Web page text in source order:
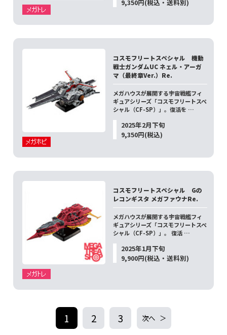
9,350円(税込・送料別)
コスモフリートスペシャル 機動
戦士ガンダムUC ネェル・アーガ
マ（最終章Ver.）Re.
メガハウスが展開する宇宙戦艦フィ
ギュアシリーズ「コスモフリートスペ
シャル（CF-SP）」。復活を …
2025年2月下旬
9,350円(税込)
コスモフリートスペシャル Gの
レコンギスタ メガファウナRe.
メガハウスが展開する宇宙戦艦フィ
ギュアシリーズ「コスモフリートスペ
シャル（CF-SP）」。 復活 …
2025年1月下旬
9,900円(税込・送料別)
1 2 3 次へ